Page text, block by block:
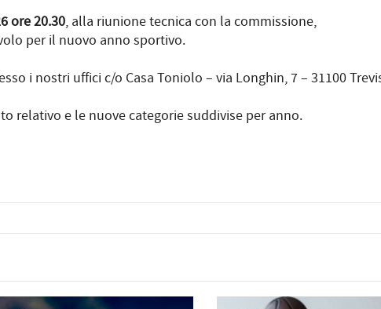
ore 20.30, alla riunione tecnica con la commissione,
per il nuovo anno sportivo.
i nostri uffici c/o Casa Toniolo – via Longhin, 7 – 31100
relativo e le nuove categorie suddivise per anno.